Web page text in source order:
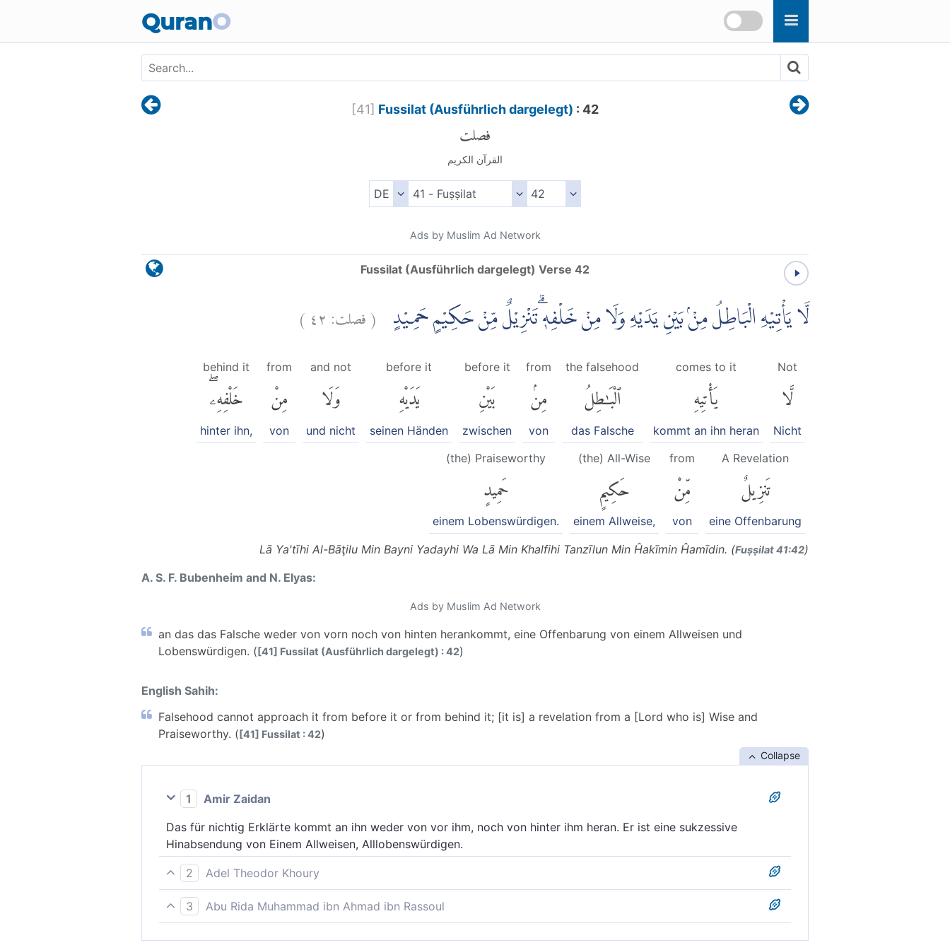
QuranO
[41] Fussilat (Ausführlich dargelegt) : 42
فصلت
القرآن الكريم
Ads by Muslim Ad Network
Fussilat (Ausführlich dargelegt) Verse 42
لَّا يَأْتِيْهِ الْبَاطِلُ مِنْۢ بَيْنِ يَدَيْهِ وَلَا مِنْ خَلْفِهٖ ۗتَنْزِيْلٌ مِّنْ حَكِيْمٍ حَمِيْدٍ (فصلت:٤٢)
Not
لَّا
Nicht
comes to it
يَأْتِيهِ
kommt an ihn heran
the falsehood
ٱلْبَٰطِلُ
das Falsche
from
مِنۢ
von
before it
بَيْنِ
zwischen
before it
يَدَيْهِ
seinen Händen
and not
وَلَا
und nicht
from
مِنْ
von
behind it
خَلْفِهِۦۖ
hinter ihn,
A Revelation
تَنزِيلٌ
eine Offenbarung
from
مِّنْ
von
(the) All-Wise
حَكِيمٍ
einem Allweise,
(the) Praiseworthy
حَمِيدٍ
einem Lobenswürdigen.
Lā Ya'tīhi Al-Bāţilu Min Bayni Yadayhi Wa Lā Min Khalfihi Tanzīlun Min Ĥakīmin Ĥamīdin. (Fuṣṣilat 41:42)
A. S. F. Bubenheim and N. Elyas:
Ads by Muslim Ad Network
an das das Falsche weder von vorn noch von hinten herankommt, eine Offenbarung von einem Allweisen und
Lobenswürdigen. ([41] Fussilat (Ausführlich dargelegt) : 42)
English Sahih:
Falsehood cannot approach it from before it or from behind it; [it is] a revelation from a [Lord who is] Wise and
Praiseworthy. ([41] Fussilat : 42)
Collapse
1
Amir Zaidan
Das für nichtig Erklärte kommt an ihn weder von vor ihm, noch von hinter ihm heran. Er ist eine sukzessive
Hinabsendung von Einem Allweisen, Alllobenswürdigen.
2
Adel Theodor Khoury
An das das Falsche weder von vorn noch von hinten herankommt, eine Herabsendung von einem, der weise und
des Lobes würdig ist.
3
Abu Rida Muhammad ibn Ahmad ibn Rassoul